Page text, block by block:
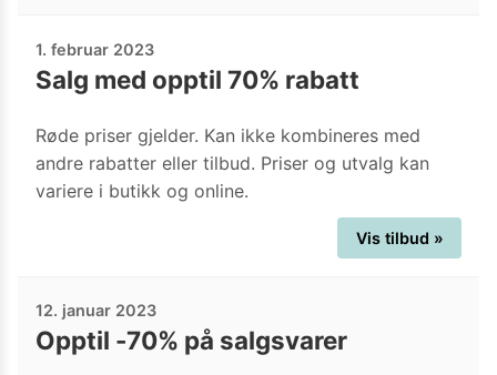
1. februar 2023
Salg med opptil 70% rabatt
Røde priser gjelder. Kan ikke kombineres med
andre rabatter eller tilbud. Priser og utvalg kan
variere i butikk og online.
Vis tilbud »
12. januar 2023
Opptil -70% på salgsvarer